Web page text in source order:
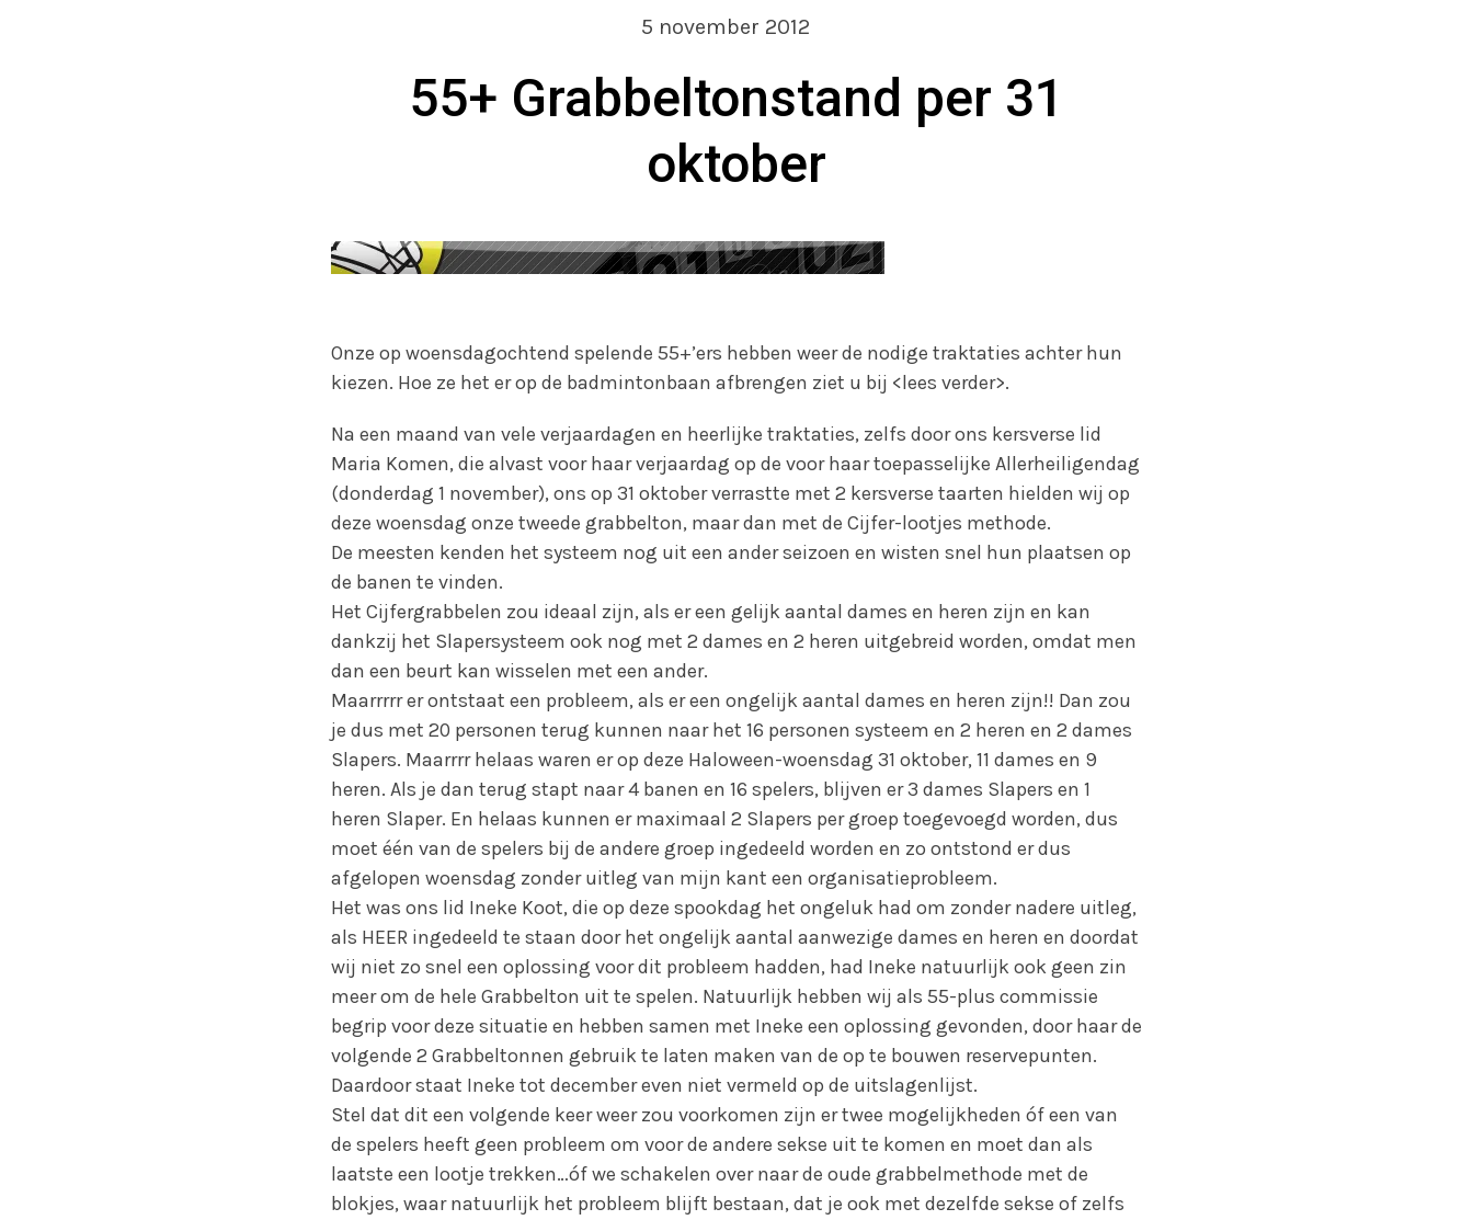
5 november 2012
55+ Grabbeltonstand per 31
oktober
Onze op woensdagochtend spelende 55+’ers hebben weer de nodige traktaties achter hun
kiezen. Hoe ze het er op de badmintonbaan afbrengen ziet u bij <lees verder>.
Na een maand van vele verjaardagen en heerlijke traktaties, zelfs door ons kersverse lid
Maria Komen, die alvast voor haar verjaardag op de voor haar toepasselijke Allerheiligendag
(donderdag 1 november), ons op 31 oktober verrastte met 2 kersverse taarten hielden wij op
deze woensdag onze tweede grabbelton, maar dan met de Cijfer-lootjes methode.
De meesten kenden het systeem nog uit een ander seizoen en wisten snel hun plaatsen op
de banen te vinden.
Het Cijfergrabbelen zou ideaal zijn, als er een gelijk aantal dames en heren zijn en kan
dankzij het Slapersysteem ook nog met 2 dames en 2 heren uitgebreid worden, omdat men
dan een beurt kan wisselen met een ander.
Maarrrrr er ontstaat een probleem, als er een ongelijk aantal dames en heren zijn!! Dan zou
je dus met 20 personen terug kunnen naar het 16 personen systeem en 2 heren en 2 dames
Slapers. Maarrrr helaas waren er op deze Haloween-woensdag 31 oktober, 11 dames en 9
heren. Als je dan terug stapt naar 4 banen en 16 spelers, blijven er 3 dames Slapers en 1
heren Slaper. En helaas kunnen er maximaal 2 Slapers per groep toegevoegd worden, dus
moet één van de spelers bij de andere groep ingedeeld worden en zo ontstond er dus
afgelopen woensdag zonder uitleg van mijn kant een organisatieprobleem.
Het was ons lid Ineke Koot, die op deze spookdag het ongeluk had om zonder nadere uitleg,
als HEER ingedeeld te staan door het ongelijk aantal aanwezige dames en heren en doordat
wij niet zo snel een oplossing voor dit probleem hadden, had Ineke natuurlijk ook geen zin
meer om de hele Grabbelton uit te spelen. Natuurlijk hebben wij als 55-plus commissie
begrip voor deze situatie en hebben samen met Ineke een oplossing gevonden, door haar de
volgende 2 Grabbeltonnen gebruik te laten maken van de op te bouwen reservepunten.
Daardoor staat Ineke tot december even niet vermeld op de uitslagenlijst.
Stel dat dit een volgende keer weer zou voorkomen zijn er twee mogelijkheden óf een van
de spelers heeft geen probleem om voor de andere sekse uit te komen en moet dan als
laatste een lootje trekken…óf we schakelen over naar de oude grabbelmethode met de
blokjes, waar natuurlijk het probleem blijft bestaan, dat je ook met dezelfde sekse of zelfs